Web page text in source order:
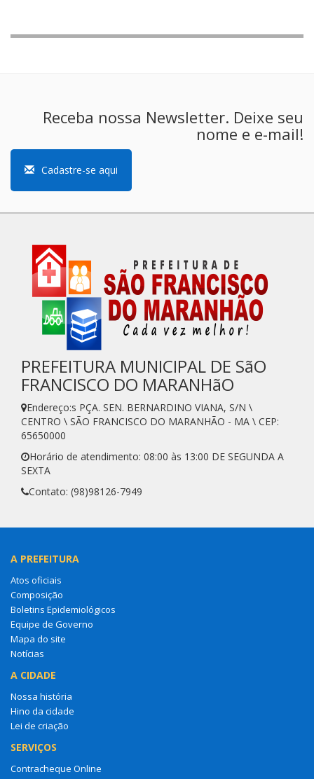
Receba nossa Newsletter. Deixe seu
nome e e-mail!
Cadastre-se aqui
PREFEITURA MUNICIPAL DE SãO
FRANCISCO DO MARANHãO
Endereço:s PÇA. SEN. BERNARDINO VIANA, S/N \
CENTRO \ SÃO FRANCISCO DO MARANHÃO - MA \ CEP:
65650000
Horário de atendimento: 08:00 às 13:00 DE SEGUNDA A
SEXTA
Contato: (98)98126-7949
A PREFEITURA
Atos oficiais
Composição
Boletins Epidemiológicos
Equipe de Governo
Mapa do site
Notícias
A CIDADE
Nossa história
Hino da cidade
Lei de criação
SERVIÇOS
Contracheque Online